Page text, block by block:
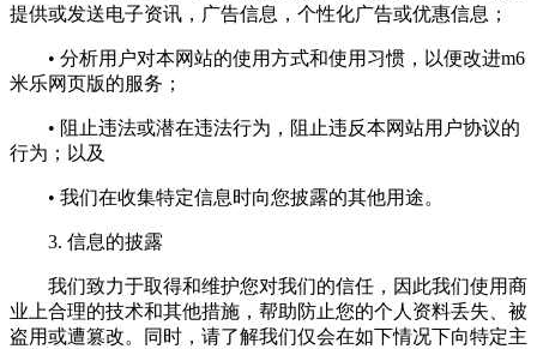
提供或发送电子资讯，广告信息，个性化广告或优惠信息；
• 分析用户对本网站的使用方式和使用习惯，以便改进m6
米乐网页版的服务；
• 阻止违法或潜在违法行为，阻止违反本网站用户协议的
行为；以及
• 我们在收集特定信息时向您披露的其他用途。
3. 信息的披露
我们致力于取得和维护您对我们的信任，因此我们使用商
业上合理的技术和其他措施，帮助防止您的个人资料丢失、被
盗用或遭篡改。同时，请了解我们仅会在如下情况下向特定主